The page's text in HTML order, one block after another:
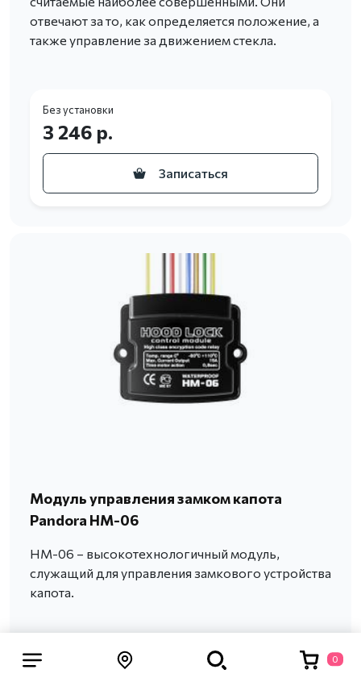
отвечают за то, как определяется положение, а
также управление за движением стекла.
Без установки
3 246 р.
Записаться
Модуль управления замком капота
Pandora HM-06
HM-06 – высокотехнологичный модуль,
служащий для управления замкового устройства
капота.
0